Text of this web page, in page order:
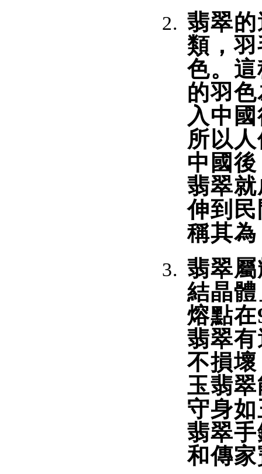
翡翠
類，
色。
的羽
入中
所以
中國
翡翠
伸到
稱其
翡翠
結晶
熔點
翡翠
不損
玉翡
守身
翡翠
和傳